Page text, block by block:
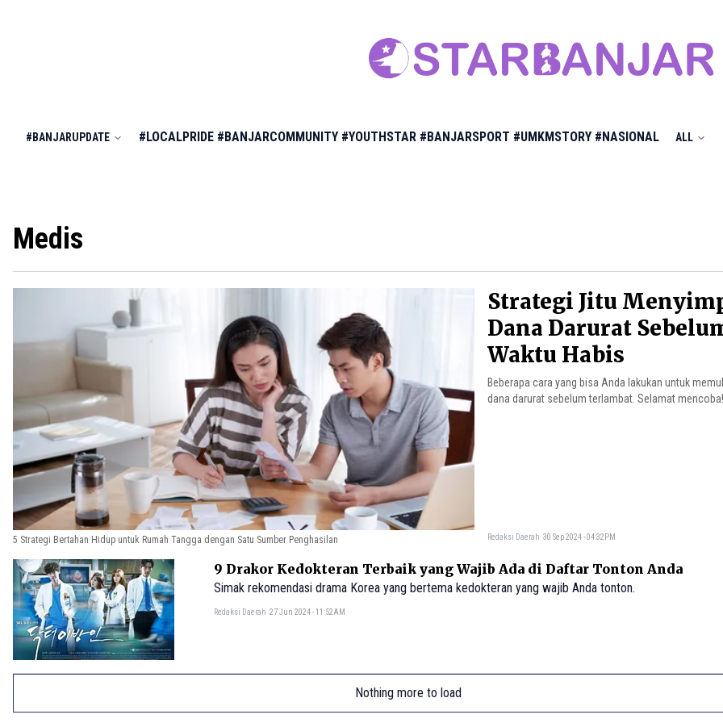
#BANJARUPDATE #LOCALPRIDE #BANJARCOMMUNITY #YOUTHSTAR #BANJARSPORT #UMKMSTORY #NASIONAL ALL
Medis
Strategi Jitu
Dana Darurat
Waktu Habis
Beberapa cara yang bisa Anda lakukan untuk
dana darurat sebelum terlambat. Selamat mencoba!
Redaksi Daerah 30 Sep 2024 - 04:32PM
5 Strategi Bertahan Hidup untuk Rumah Tangga dengan Satu Sumber Penghasilan
9 Drakor Kedokteran Terbaik yang Wajib Ada di Daftar Tonton Anda
Simak rekomendasi drama Korea yang bertema kedokteran yang wajib Anda tonton.
Redaksi Daerah 27 Jun 2024 - 11:52AM
Nothing more to load